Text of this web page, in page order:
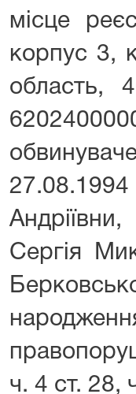
місце
корпус 3,
область,
Сергія
ч. 4 ст. 28,